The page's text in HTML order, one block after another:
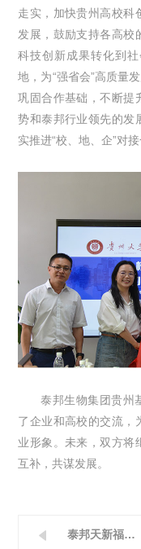
走实，加快贵州高校科
发展，鼓励支持各高校
科技创新成果转化到
地，为“强省会”高质量
巩固合作基础，不断提
势和泰邦行业领先的发
实推进“校、地、企”对
泰邦生物集团贵州
了企业和高校的交流，
业形象。未来，双方将
互补，共谋发展。
泰邦天新福产品国际化进程加速：巴西国家卫生监督局（ANVISA）官员莅临我司GMP验厂